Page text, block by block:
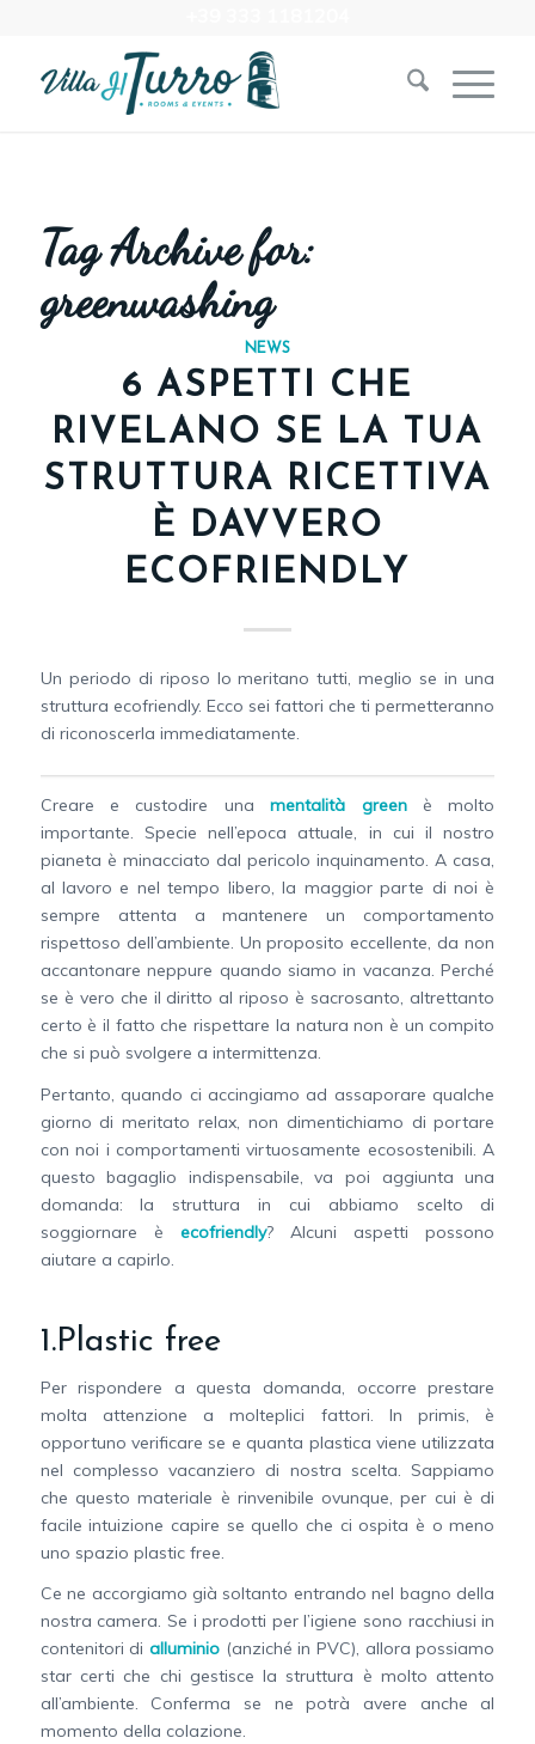
Tag Archive for:
greenwashing
NEWS
6 ASPETTI CHE
RIVELANO SE LA TUA
STRUTTURA RICETTIVA
È DAVVERO
ECOFRIENDLY
Un periodo di riposo lo meritano tutti, meglio se in una
struttura ecofriendly. Ecco sei fattori che ti permetteranno
di riconoscerla immediatamente.
Creare e custodire unamentalità greenè molto
importante. Specie nell’epoca attuale, in cui il nostro
pianeta è minacciato dal pericolo inquinamento. A casa,
al lavoro e nel tempo libero, la maggior parte di noi è
sempre attenta a mantenere un comportamento
rispettoso dell’ambiente. Un proposito eccellente, da non
accantonare neppure quando siamo in vacanza. Perché
se è vero che il diritto al riposo è sacrosanto, altrettanto
certo è il fatto che rispettare la natura non è un compito
che si può svolgere a intermittenza.
Pertanto, quando ci accingiamo ad assaporare qualche
giorno di meritato relax, non dimentichiamo di portare
con noi i comportamenti virtuosamente ecosostenibili. A
questo bagaglio indispensabile, va poi aggiunta una
domanda: la struttura in cui abbiamo scelto di
soggiornare è ecofriendly? Alcuni aspetti possono
aiutare a capirlo.
1.Plastic free
Per rispondere a questa domanda, occorre prestare
molta attenzione a molteplici fattori. In primis, è
opportuno verificare se e quanta plastica viene utilizzata
nel complesso vacanziero di nostra scelta. Sappiamo
che questo materiale è rinvenibile ovunque, per cui è di
facile intuizione capire se quello che ci ospita è o meno
uno spazio plastic free.
Ce ne accorgiamo già soltanto entrando nel bagno della
nostra camera. Se i prodotti per l’igiene sono racchiusi in
contenitori di alluminio(anziché in PVC), allora possiamo
star certi che chi gestisce la struttura è molto attento
all’ambiente. Conferma se ne potrà avere anche al
momento della colazione.